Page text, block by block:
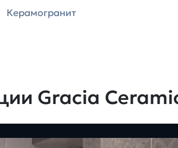
Керамогранит
Gracia